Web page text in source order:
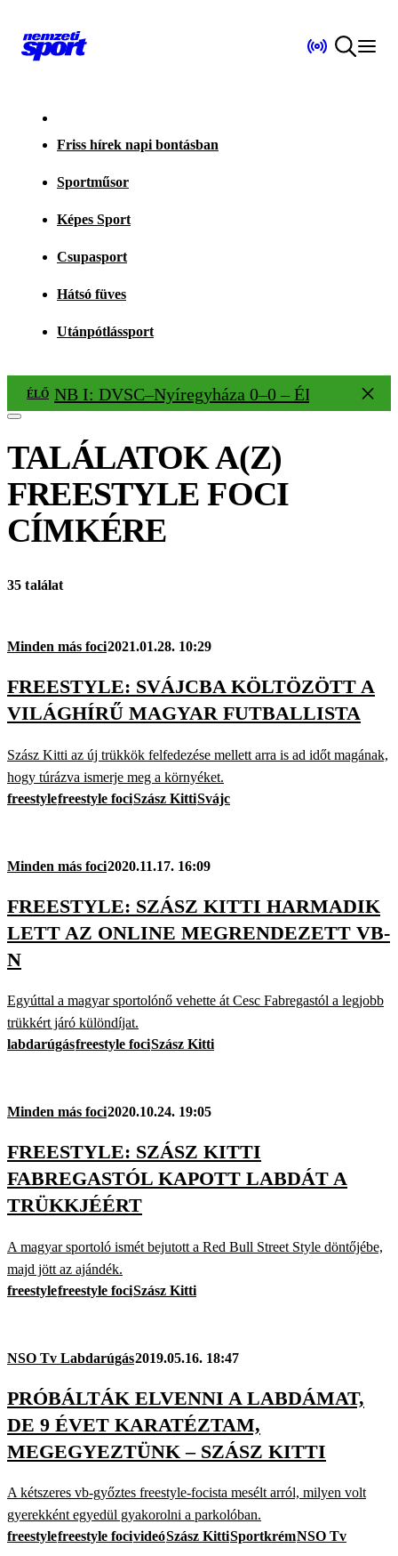
Friss hírek napi bontásban
Sportműsor
Képes Sport
Csupasport
Hátsó füves
Utánpótlássport
ÉLŐ NB I: DVSC–Nyíregyháza 0–0 – ÉLŐ!
TALÁLATOK A(Z)
FREESTYLE FOCI
CÍMKÉRE
35 találat
Minden más foci2021.01.28. 10:29
FREESTYLE: SVÁJCBA KÖLTÖZÖTT A
VILÁGHÍRŰ MAGYAR FUTBALLISTA
Szász Kitti az új trükkök felfedezése mellett arra is ad időt magának,
hogy túrázva ismerje meg a környéket.
freestylefreestyle fociSzász KittiSvájc
Minden más foci2020.11.17. 16:09
FREESTYLE: SZÁSZ KITTI HARMADIK
LETT AZ ONLINE MEGRENDEZETT VB-
N
Egyúttal a magyar sportolónő vehette át Cesc Fabregastól a legjobb
trükkért járó különdíjat.
labdarúgásfreestyle fociSzász Kitti
Minden más foci2020.10.24. 19:05
FREESTYLE: SZÁSZ KITTI
FABREGASTÓL KAPOTT LABDÁT A
TRÜKKJÉÉRT
A magyar sportoló ismét bejutott a Red Bull Street Style döntőjébe,
majd jött az ajándék.
freestylefreestyle fociSzász Kitti
NSO Tv Labdarúgás2019.05.16. 18:47
PRÓBÁLTÁK ELVENNI A LABDÁMAT,
DE 9 ÉVET KARATÉZTAM,
MEGEGYEZTÜNK – SZÁSZ KITTI
A kétszeres vb-győztes freestyle-focista mesélt arról, milyen volt
gyerekként egyedül gyakorolni a parkolóban.
freestylefreestyle focivideóSzász KittiSportkrémNSO Tv